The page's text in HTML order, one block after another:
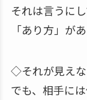
それは言うに
「あり方」が
◇それが見えな
でも、相手には